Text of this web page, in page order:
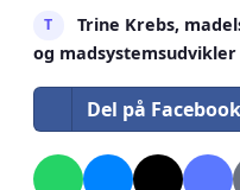
T
Trine Krebs,
og madsystemsudvikler
Del på Facebook